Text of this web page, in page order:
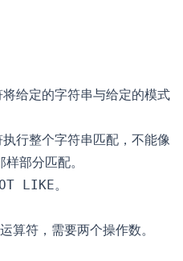
将给定的字符串与给定的模式
行整个字符串匹配，不能像
样部分匹配。
LIKE。
算符，需要两个操作数。